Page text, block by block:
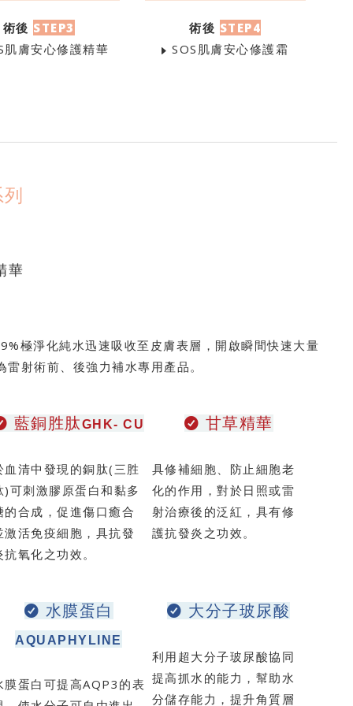
術後 STEP3
膚安心修護精華
術後 STEP4
SOS肌膚安心修護霜
華
極淨化純水迅速吸收至皮膚表層，開啟瞬間快速大量
射術前、後強力補水專用產品。
藍銅胜肽GHK- CU
血清中發現的銅肽(三胜
)可刺激膠原蛋白和黏多
的合成，促進傷口癒合
激活免疫細胞，具抗發
抗氧化之功效。
甘草精華
具修補細胞、防止細胞老
化的作用，對於日照或雷
射治療後的泛紅，具有修
護抗發炎之功效。
水膜蛋白
AQUAPHYLINE
膜蛋白可提高AQP3的表
大分子玻尿酸
利用超大分子玻尿酸協同
提高抓水的能力，幫助水
分儲存能力，提升角質層